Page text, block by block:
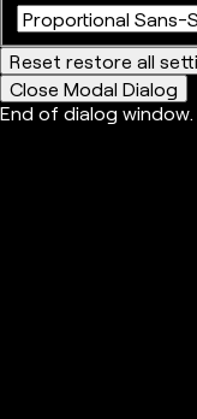
Reset restore all
Close Modal Dialog
End of dialog window.